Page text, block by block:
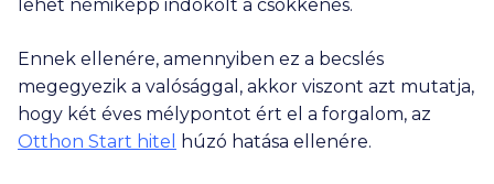
lehet némiképp indokolt a csökkenés.
Ennek ellenére, amennyiben ez a becslés
megegyezik a valósággal, akkor viszont azt mutatja,
hogy két éves mélypontot ért el a forgalom, az
Otthon Start hitel
húzó hatása ellenére.